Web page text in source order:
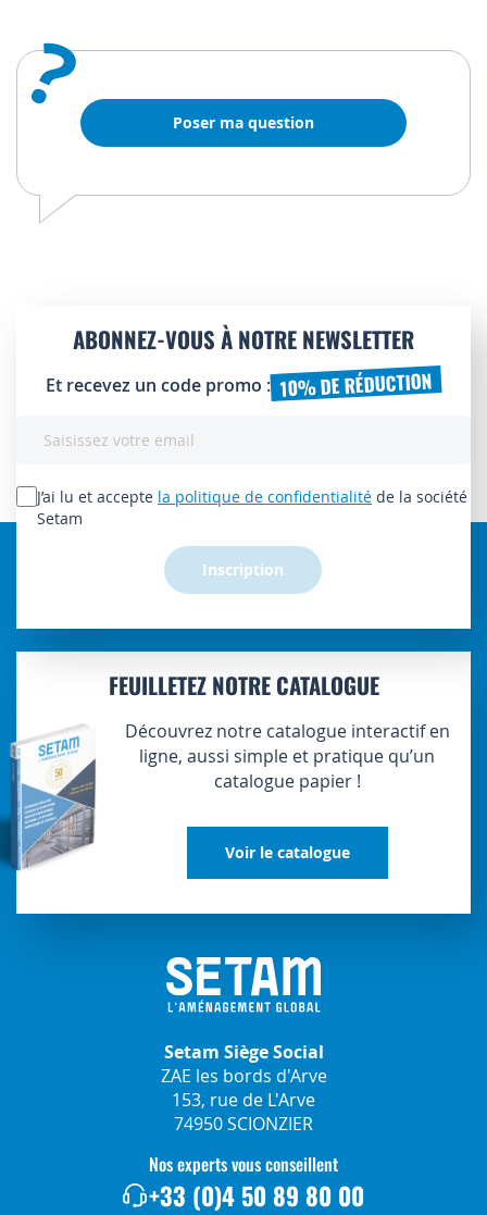
? Poser ma question
ABONNEZ-VOUS À NOTRE NEWSLETTER
Et recevez un code promo : 10% DE RÉDUCTION
lettre
d’information
J’ai lu et accepte la politique de confidentialité de la société
Setam
Inscription
FEUILLETEZ NOTRE CATALOGUE
Découvrez notre catalogue interactif en
ligne, aussi simple et pratique qu’un
catalogue papier !
Voir le catalogue
Setam Siège Social
ZAE les bords d'Arve
153, rue de L'Arve
74950 SCIONZIER
Nos experts vous conseillent
+33 (0)4 50 89 80 00